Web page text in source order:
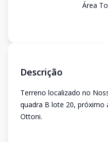
Área
Descrição
Terreno localizado no
quadra B lote 20, próximo
Ottoni.